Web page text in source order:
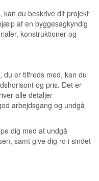
kan du beskrive dit projekt
af en byggesagkyndig
konstruktioner og
du er tilfreds med, kan du
og pris. Det er
alle detaljer
arbejdsgang og undgå
dig med at undgå
samt give dig ro i sindet